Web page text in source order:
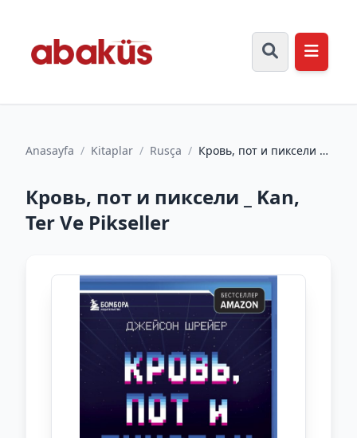
Anasayfa / Kitaplar / Rusça / Кровь, пот и пиксели _
Кровь, пот и пиксели _ Kan,
Ter Ve Pikseller